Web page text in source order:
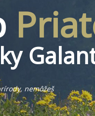
nemôžeš